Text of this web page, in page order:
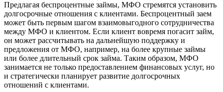
Предлагая беспроцентные займы, МФО стремятся установить
долгосрочные отношения с клиентами. Беспроцентный заем
может быть первым шагом взаимовыгодного сотрудничества
между МФО и клиентом. Если клиент вовремя погасит займ,
он может рассчитывать на дальнейшую поддержку и
предложения от МФО, например, на более крупные займы
или более длительный срок займа. Таким образом, МФО
занимается не только предоставлением финансовых услуг, но
и стратегически планирует развитие долгосрочных
отношений с клиентами.